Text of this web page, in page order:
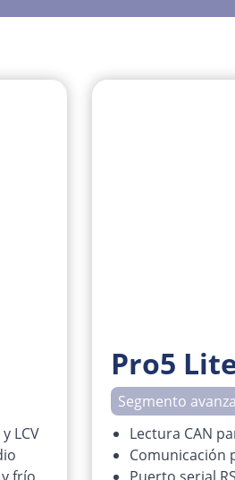
LCV
Pro5
Segmento
Lectura CAN
Comunicación